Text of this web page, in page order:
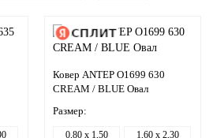
Ковер ANTEP O1699 630
CREAM / BLUE Овал
Размер:
0,80 x 1,50 1,60 x 2,30